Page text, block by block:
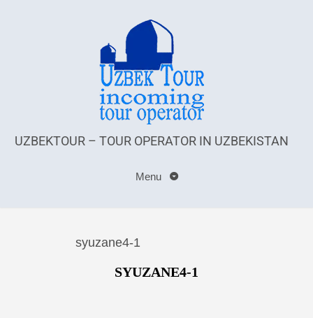
UZBEKTOUR – TOUR OPERATOR IN UZBEKISTAN
Menu
syuzane4-1
SYUZANE4-1